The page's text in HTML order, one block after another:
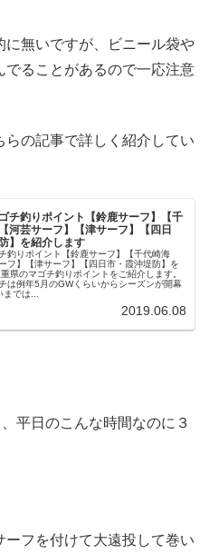
無いですが、ビニール袋や
でることがあるので一応注意
の記事で詳しく紹介してい
チ釣りポイント【鈴鹿サーフ】【千
河芸サーフ】【津サーフ】【四日
】を紹介します
釣りポイント【鈴鹿サーフ】【千代崎海
フ】【津サーフ】【四日市・霞沖堤防】を
県のマゴチ釣りポイントをご紹介します。
は例年5月のGWくらいからシーズンが開幕
では...
2019.06.08
平日のこんな時間なのに３
フを付けて大遠投して巻い